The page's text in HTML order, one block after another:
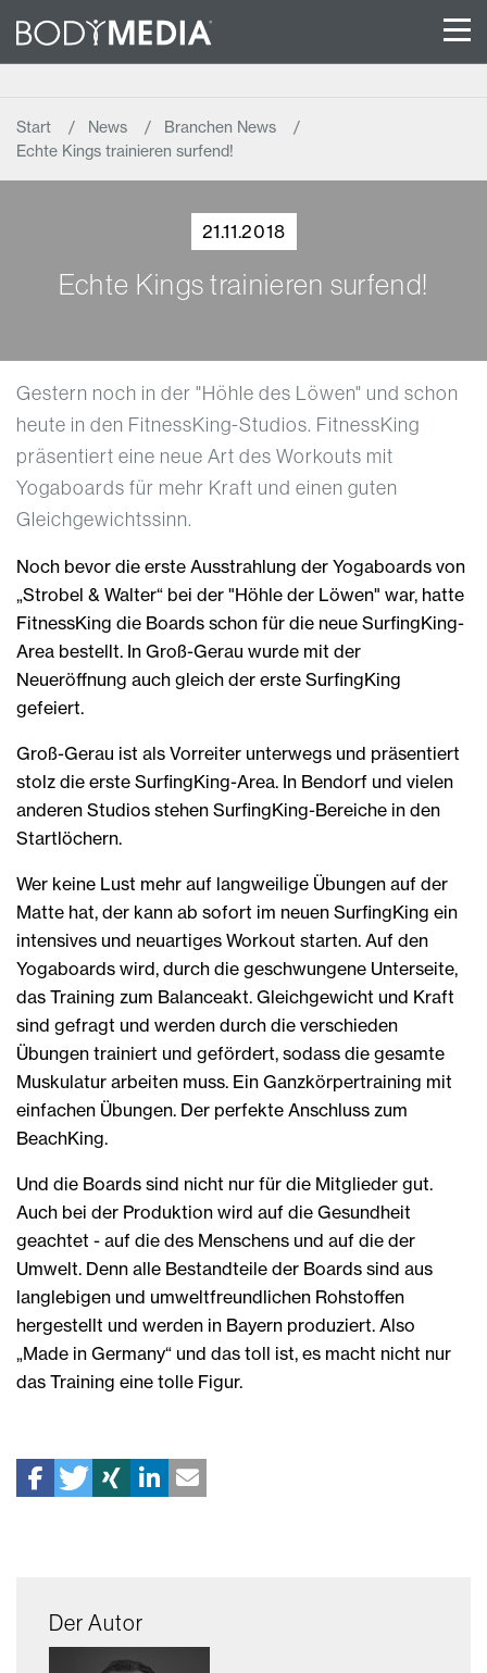
Start News
Branchen News
Echte Kings trainieren surfend!
21.11.2018
Echte Kings trainieren surfend!
Gestern noch in der "Höhle des Löwen" und schon
heute in den FitnessKing-Studios. FitnessKing
präsentiert eine neue Art des Workouts mit
Yogaboards für mehr Kraft und einen guten
Gleichgewichtssinn.
Noch bevor die erste Ausstrahlung der Yogaboards von
„Strobel & Walter“ bei der "Höhle der Löwen" war, hatte
FitnessKing die Boards schon für die neue SurfingKing-
Area bestellt. In Groß-Gerau wurde mit der
Neueröffnung auch gleich der erste SurfingKing
gefeiert.
Groß-Gerau ist als Vorreiter unterwegs und präsentiert
stolz die erste SurfingKing-Area. In Bendorf und vielen
anderen Studios stehen SurfingKing-Bereiche in den
Startlöchern.
Wer keine Lust mehr auf langweilige Übungen auf der
Matte hat, der kann ab sofort im neuen SurfingKing ein
intensives und neuartiges Workout starten. Auf den
Yogaboards wird, durch die geschwungene Unterseite,
das Training zum Balanceakt. Gleichgewicht und Kraft
sind gefragt und werden durch die verschieden
Übungen trainiert und gefördert, sodass die gesamte
Muskulatur arbeiten muss. Ein Ganzkörpertraining mit
einfachen Übungen. Der perfekte Anschluss zum
BeachKing.
Und die Boards sind nicht nur für die Mitglieder gut.
Auch bei der Produktion wird auf die Gesundheit
geachtet - auf die des Menschens und auf die der
Umwelt. Denn alle Bestandteile der Boards sind aus
langlebigen und umweltfreundlichen Rohstoffen
hergestellt und werden in Bayern produziert. Also
„Made in Germany“ und das toll ist, es macht nicht nur
das Training eine tolle Figur.
Der Autor